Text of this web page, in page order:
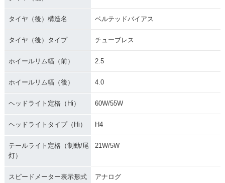
タイヤ（後）構造名 ベルテッドバイアス
タイヤ（後）タイプ チューブレス
ホイールリム幅（前） 2.5
ホイールリム幅（後） 4.0
ヘッドライト定格（Hi） 60W/55W
ヘッドライトタイプ（Hi） H4
テールライト定格（制動/尾
灯）
21W/5W
スピードメーター表示形式 アナログ